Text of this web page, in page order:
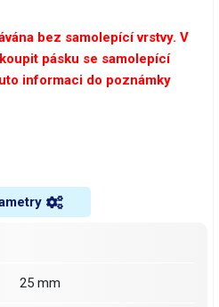
bez samolepící vrstvy. V
pásku se samolepící
informaci do poznámky
25 mm